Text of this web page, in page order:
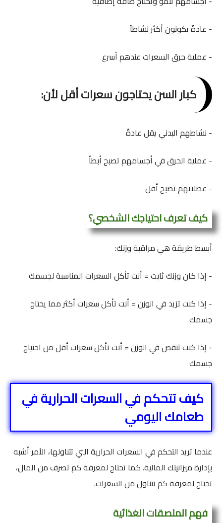
- عادةً يكونون أكثر نشاطاً
- عملية حرق السعرات عندهم أسرع
كبار السن يحتاجون سعرات أقل لأن:
- نشاطهم البدني يقل عادةً
- عملية الحرق في أجسامهم تصبح أبطأ
- عضلاتهم تصبح أقل
كيف تعرف احتياجك الشخصي؟
أبسط طريقة هي مراقبة وزنك:
- إذا كان وزنك ثابت = أنت تأكل السعرات المناسبة لجسمك
- إذا كنت تزيد في الوزن = أنت تأكل سعرات أكثر مما يحتاج
جسمك
- إذا كنت تنقص في الوزن = أنت تأكل سعرات أقل من احتياج
جسمك
كيف تتحكم في السعرات الحرارية في
طعامك اليومي
عندما تريد التحكم في السعرات الحرارية التي تتناولها، الأمر أشبه
بإدارة ميزانيتك المالية. كما تحتاج لمعرفة كم تصرف من المال،
تحتاج لمعرفة كم تتناول من السعرات.
فهم الملصقات الغذائية